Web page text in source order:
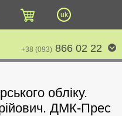
uk
+38 (093) 866 02 22
обліку.
ДМК-Прес